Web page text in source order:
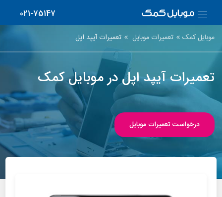
021-75147
موبایل کمک تعمیرات موبایل تعمیرات آیپد اپل
تعمیرات آیپد اپل در موبایل کمک
درخواست تعمیرات موبایل